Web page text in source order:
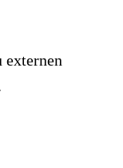
externen